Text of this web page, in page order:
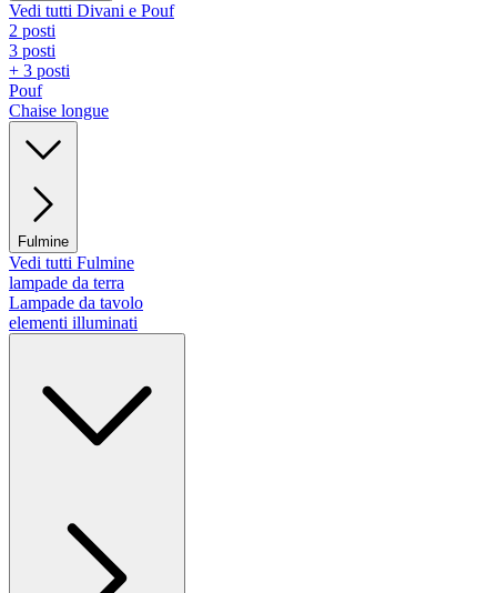
Vedi tutti Divani e Pouf
2 posti
3 posti
+ 3 posti
Pouf
Chaise longue
Fulmine
Vedi tutti Fulmine
lampade da terra
Lampade da tavolo
elementi illuminati